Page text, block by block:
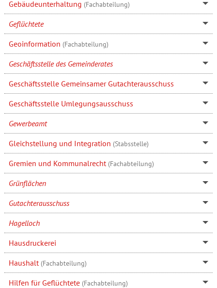
Gebäudeunterhaltung (Fachabteilung)
Geflüchtete
Geoinformation (Fachabteilung)
Geschäftsstelle des Gemeinderates
Geschäftsstelle Gemeinsamer Gutachterausschuss
Geschäftsstelle Umlegungsausschuss
Gewerbeamt
Gleichstellung und Integration (Stabsstelle)
Gremien und Kommunalrecht (Fachabteilung)
Grünflächen
Gutachterausschuss
Hagelloch
Hausdruckerei
Haushalt (Fachabteilung)
Hilfen für Geflüchtete (Fachabteilung)